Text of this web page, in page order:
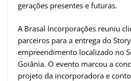
gerações presentes e futuras.
A Brasal Incorporações reuniu
parceiros para a entrega do
empreendimento localizado no
Goiânia. O evento marcou a
projeto da incorporadora e